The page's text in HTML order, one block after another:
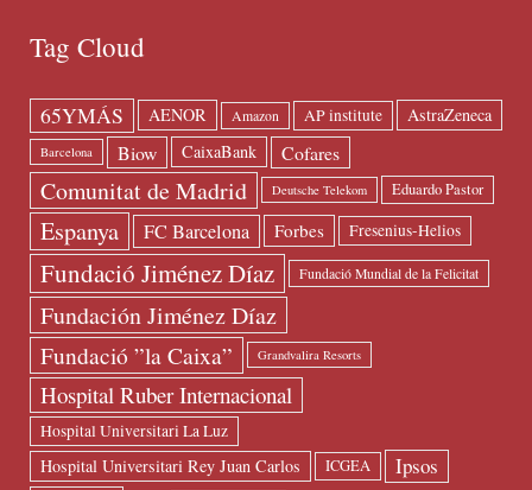
Tag Cloud
65YMÁS AENOR Amazon AP institute AstraZeneca
Barcelona Biow CaixaBank Cofares
Comunitat de Madrid Deutsche Telekom Eduardo Pastor
Espanya FC Barcelona Forbes Fresenius-Helios
Fundació Jiménez Díaz Fundació Mundial de la Felicitat
Fundación Jiménez Díaz
Fundació ”la Caixa” Grandvalira Resorts
Hospital Ruber Internacional
Hospital Universitari La Luz
Hospital Universitari Rey Juan Carlos ICGEA Ipsos